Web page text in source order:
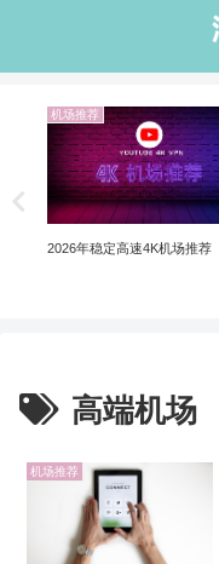
机场推荐
2026年稳定高速4K机场推荐
高端机场
机场推荐